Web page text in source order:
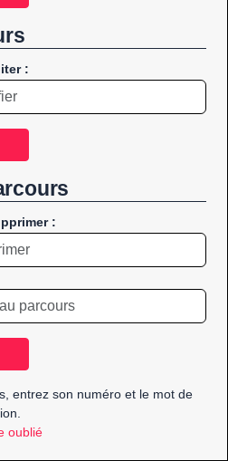
:
:
entrez son numéro et le mot de
oublié